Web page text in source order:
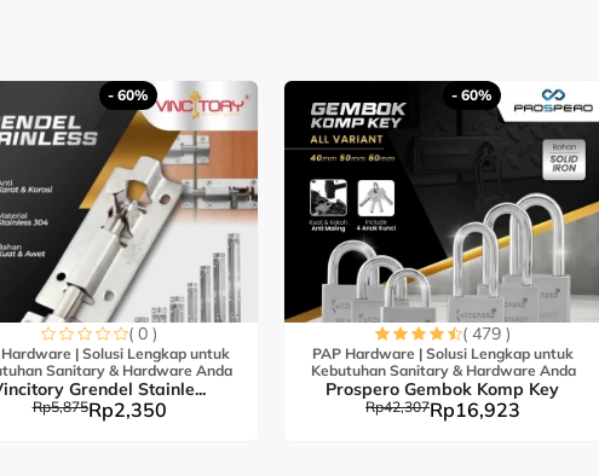
- 60%
( 0 )
Hardware | Solusi Lengkap untuk
Sanitary & Hardware Anda
Grendel Stainle...
Rp5,875Rp2,350
- 60%
( 479 )
PAP Hardware | Solusi Lengkap untuk
Kebutuhan Sanitary & Hardware Anda
Prospero Gembok Komp Key
Rp42,307Rp16,923